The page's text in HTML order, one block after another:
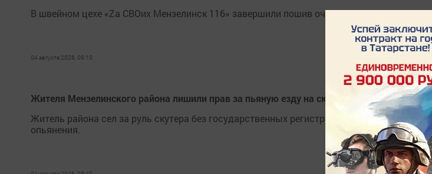
В швейном цехе «Za СВОих Мензелинск 116» завершили пошив очередной партии
04 августа 2026, 09:10
Жителя Мензелинского района лишили прав за пьяную езду на скутере
Житель района сел за руль скутера без государственных регистрационных знаков в
опьянения.